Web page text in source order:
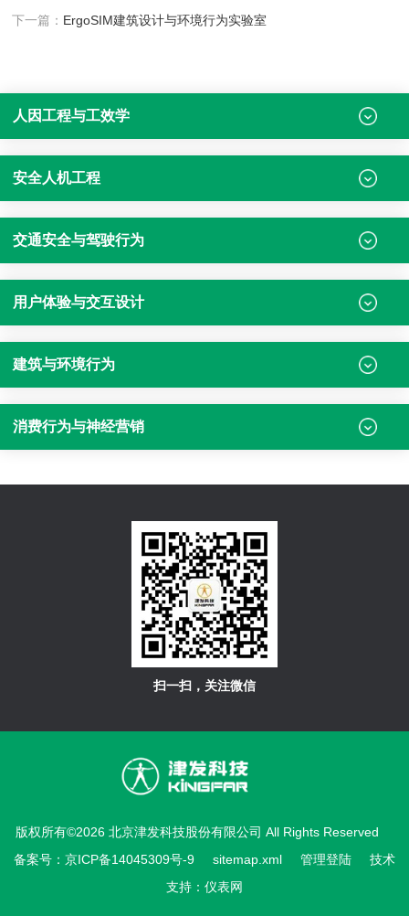
下一篇： ErgoSIM建筑设计与环境行为实验室
人因工程与工效学
安全人机工程
交通安全与驾驶行为
用户体验与交互设计
建筑与环境行为
消费行为与神经营销
扫一扫，关注微信
版权所有©2026 北京津发科技股份有限公司 All Rights Reserved
备案号：京ICP备14045309号-9
sitemap.xml 管理登陆技术
支持： 仪表网